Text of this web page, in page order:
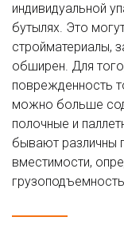
индивидуальной
бутылях. Это
стройматериалы,
обширен. Для
поврежденность
можно больше
полочные и
бывают различны
вместимости,